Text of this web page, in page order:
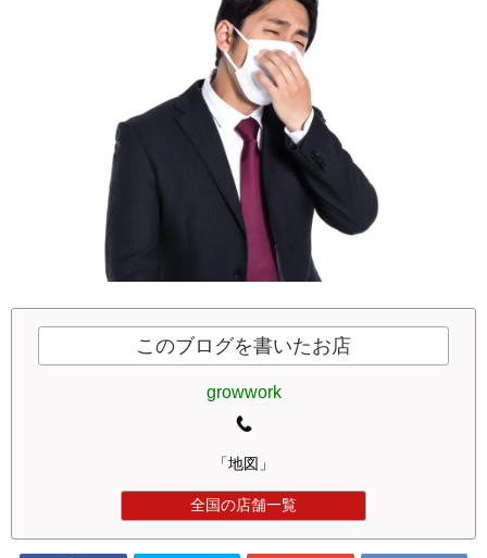
このブログを書いたお店
growwork
「地図」
全国の店舗一覧